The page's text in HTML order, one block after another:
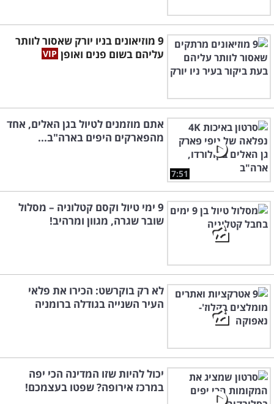
9 מוזיאונים בניו יורק שאסור לוותר
עליהם בשום פנים ואופן
7:51
אתם מוזמנים לטיול בגן האלים, אחד
מהפארקים היפים בארה"ב...
9 ימי טיול וקסם קטלוניה – מסלול
שובר שגרה, מגוון ומרהיב!
לא רק בוקרשט: הכירו את פלאי
העיר השנייה בגודלה ברומניה
יכול להיות שזו המדינה הכי יפה
במרכז אירופה? שפטו בעצמכם!